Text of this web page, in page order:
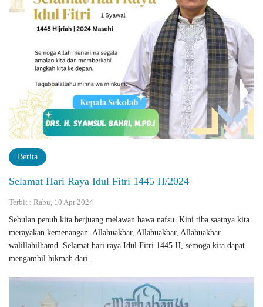
Berita
Selamat Hari Raya Idul Fitri 1445 H/2024
Terbit : Rabu, 10 Apr 2024
Sebulan penuh kita berjuang melawan hawa nafsu. Kini tiba saatnya kita
merayakan kemenangan. Allahuakbar, Allahuakbar, Allahuakbar
walillahilhamd. Selamat hari raya Idul Fitri 1445 H, semoga kita dapat
mengambil hikmah dari..